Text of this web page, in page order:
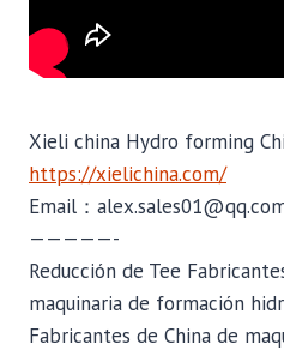
Xieli china Hydro forming
https://xielichina.com/
Email：
—————-
Reducción de Tee
maquinaria de formación
Fabricantes de China de